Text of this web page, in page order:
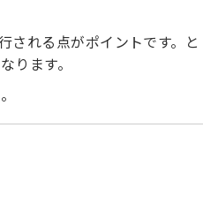
れる点がポイントです。と
ります。